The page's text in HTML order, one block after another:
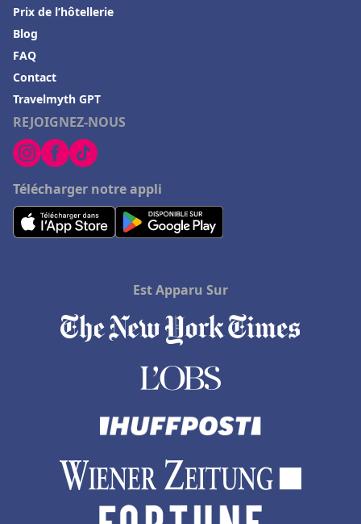
Hôtels dans les Pouilles
Hôtels à Heraklio
Hôtels à Royan
Hôtels à Bourbon-Lancy
Hôtels à Falaise
Hôtels à Cuers
Hôtels à Tonnerre
Hôtels à Clamecy
Hôtels à Le Grau-du-Roi
Hôtels au Cap Ferret
Hôtels à Bry-sur-Marne
Hôtels à Marcq-en-Baroeul
Hôtels dans les îles Canaries
Hôtels à Thuir
Hôtels à Millau
REJOIGNEZ-NOUS
Télécharger notre appli
Prix de l’hôtellerie
Blog
FAQ
Contact
Travelmyth GPT
Est Apparu Sur